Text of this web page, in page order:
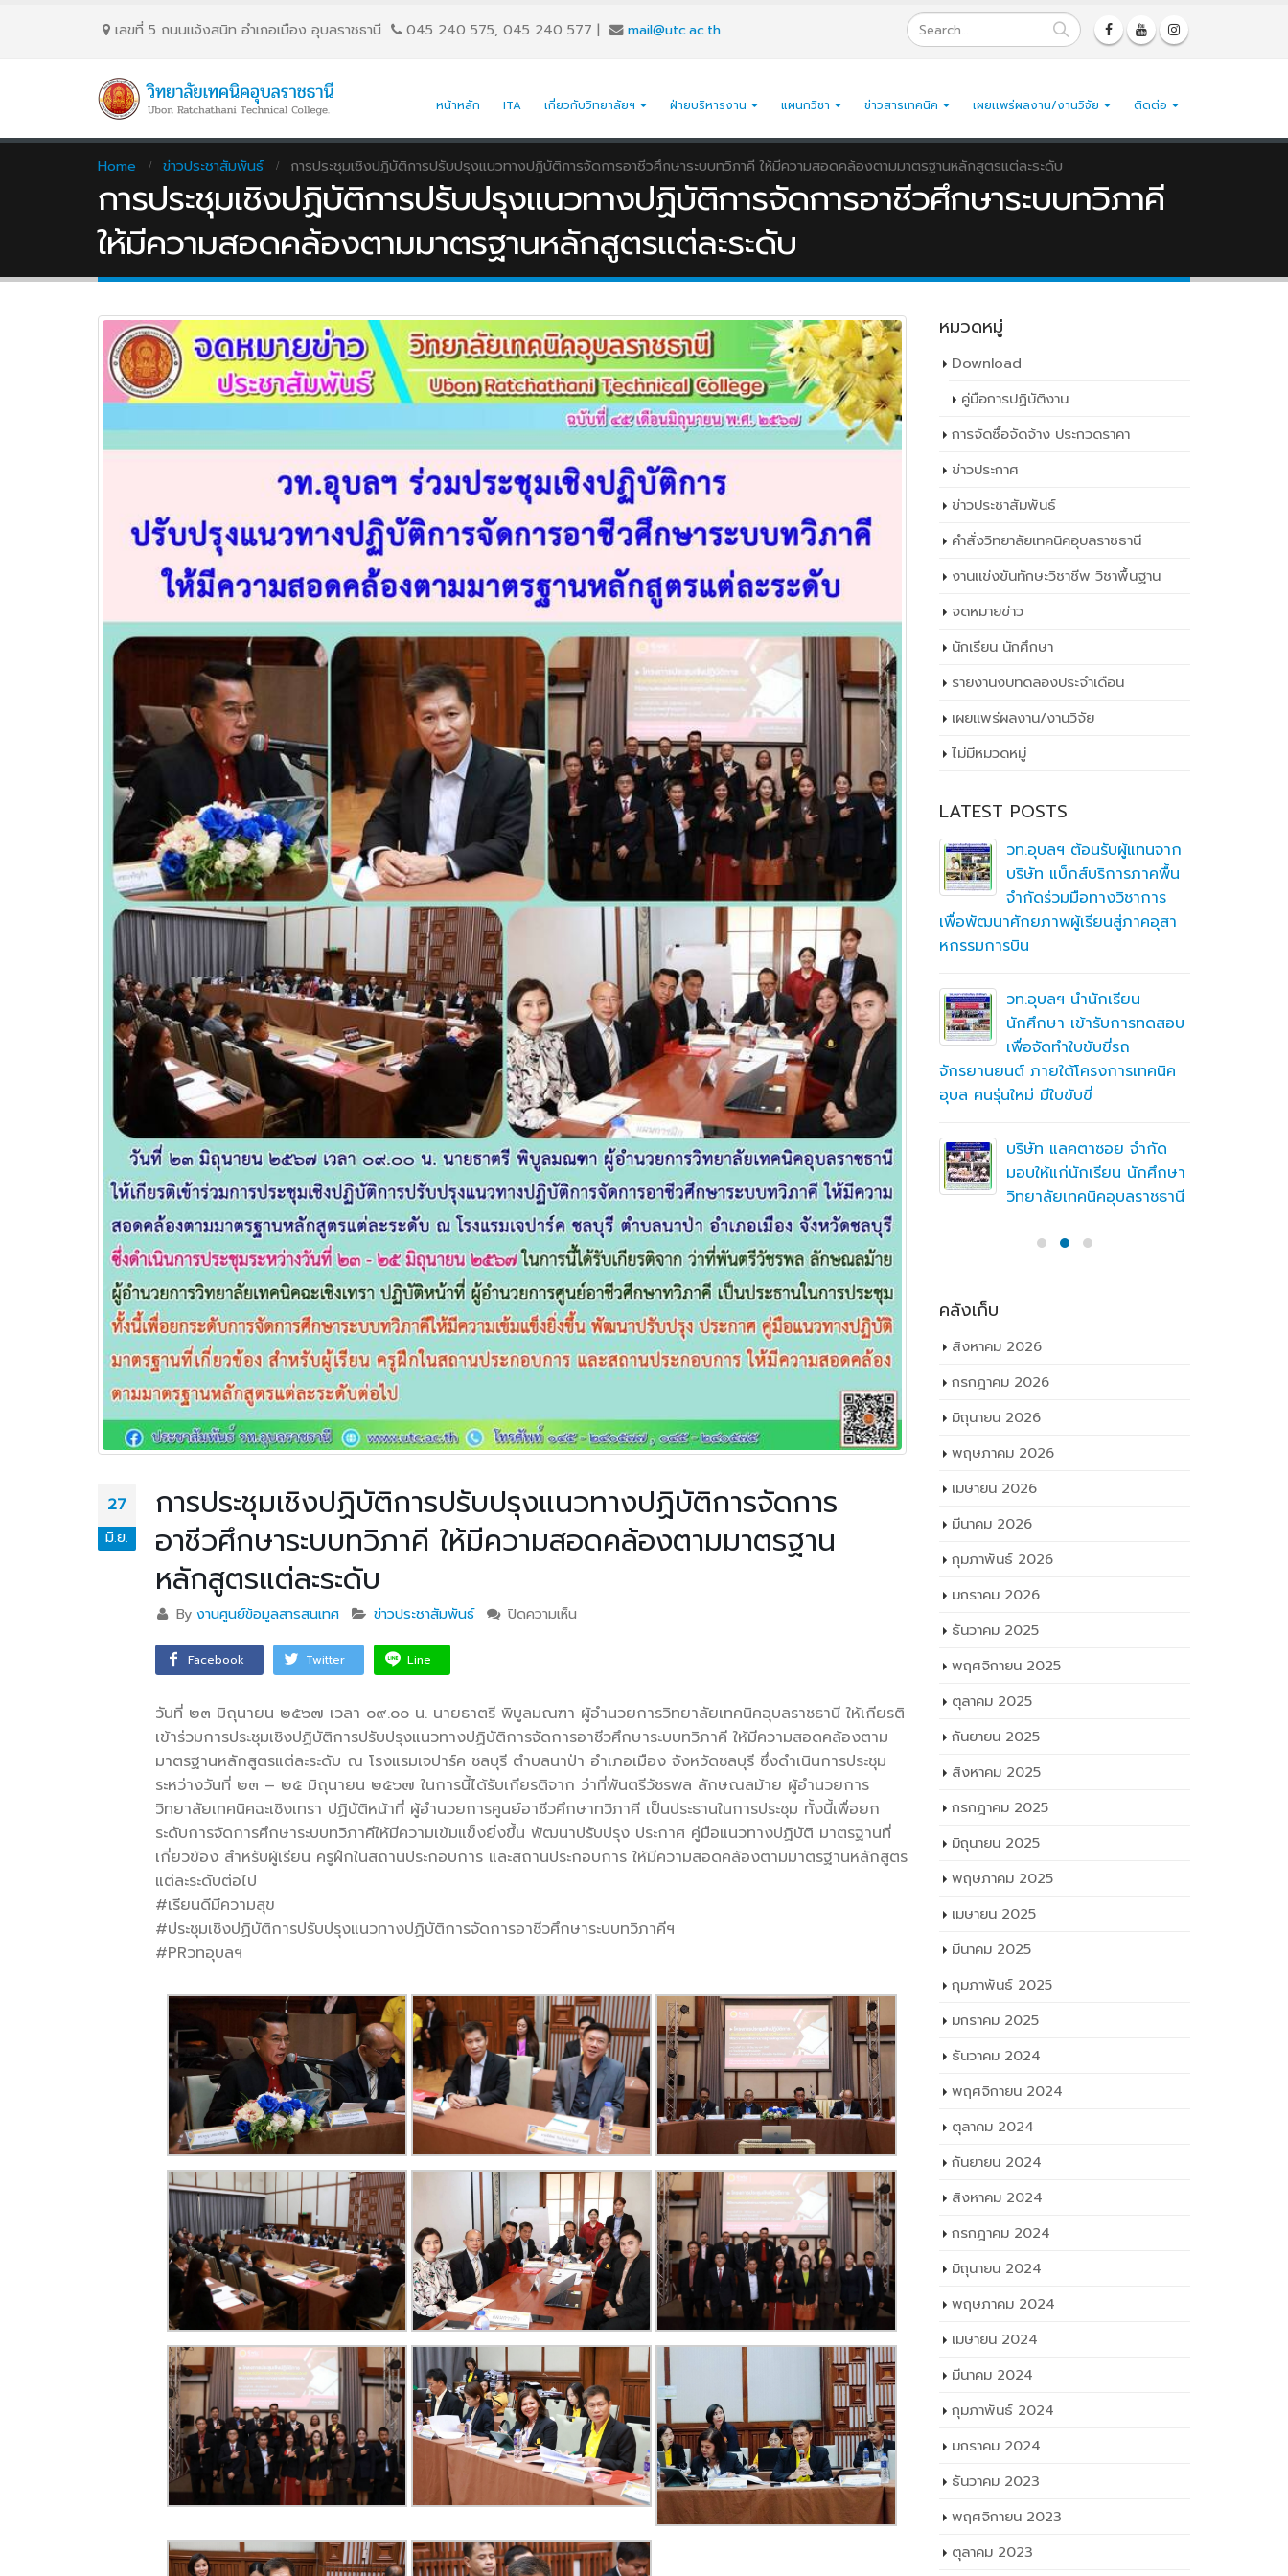
เลขที่ 5 ถนนเเจ้งสนิท อำเภอเมือง อุบลราชธานี 045 240 575, 045 240 577 | mail@utc.ac.th
หน้าหลัก ITA เกี่ยวกับวิทยาลัยฯ ฝ่ายบริหารงาน แผนกวิชา ข่าวสารเทคนิค เผยเเพร่ผลงาน/งานวิจัย ติดต่อ
Home ข่าวประชาสัมพันธ์ การประชุมเชิงปฏิบัติการปรับปรุงแนวทางปฏิบัติการจัดการอาชีวศึกษาระบบทวิภาคี ให้มีความสอดคล้องตามมาตรฐานหลักสูตรแต่ละระดับ
การประชุมเชิงปฏิบัติการปรับปรุงแนวทางปฏิบัติการจัดการอาชีวศึกษาระบบทวิภาคี
ให้มีความสอดคล้องตามมาตรฐานหลักสูตรแต่ละระดับ
27
มิ.ย.
การประชุมเชิงปฏิบัติการปรับปรุงแนวทางปฏิบัติการจัดการ
อาชีวศึกษาระบบทวิภาคี ให้มีความสอดคล้องตามมาตรฐาน
หลักสูตรแต่ละระดับ
Byงานศูนย์ข้อมูลสารสนเทศ ข่าวประชาสัมพันธ์ ปิดความเห็น
Facebook Twitter Line
วันที่ ๒๓ มิถุนายน ๒๕๖๗ เวลา ๐๙.๐๐ น. นายธาตรี พิบูลมณฑา ผู้อำนวยการวิทยาลัยเทคนิคอุบลราชธานี ให้เกียรติ
เข้าร่วมการประชุมเชิงปฏิบัติการปรับปรุงแนวทางปฏิบัติการจัดการอาชีวศึกษาระบบทวิภาคี ให้มีความสอดคล้องตาม
มาตรฐานหลักสูตรแต่ละระดับ ณ โรงแรมเจปาร์ค ชลบุรี ตำบลนาป่า อำเภอเมือง จังหวัดชลบุรี ซึ่งดำเนินการประชุม
ระหว่างวันที่ ๒๓ – ๒๕ มิถุนายน ๒๕๖๗ ในการนี้ได้รับเกียรติจาก ว่าที่พันตรีวัชรพล ลักษณลม้าย ผู้อำนวยการ
วิทยาลัยเทคนิคฉะเชิงเทรา ปฏิบัติหน้าที่ ผู้อำนวยการศูนย์อาชีวศึกษาทวิภาคี เป็นประธานในการประชุม ทั้งนี้เพื่อยก
ระดับการจัดการศึกษาระบบทวิภาคีให้มีความเข้มแข็งยิ่งขึ้น พัฒนาปรับปรุง ประกาศ คู่มือแนวทางปฏิบัติ มาตรฐานที่
เกี่ยวข้อง สำหรับผู้เรียน ครูฝึกในสถานประกอบการ และสถานประกอบการ ให้มีความสอดคล้องตามมาตรฐานหลักสูตร
แต่ละระดับต่อไป
#เรียนดีมีความสุข
#ประชุมเชิงปฏิบัติการปรับปรุงแนวทางปฏิบัติการจัดการอาชีวศึกษาระบบทวิภาคีฯ
#PRวทอุบลฯ
หมวดหมู่
Download
คู่มือการปฏิบัติงาน
การจัดซื้อจัดจ้าง ประกวดราคา
ข่าวประกาศ
ข่าวประชาสัมพันธ์
คำสั่งวิทยาลัยเทคนิคอุบลราชธานี
งานแข่งขันทักษะวิชาชีพ วิชาพื้นฐาน
จดหมายข่าว
นักเรียน นักศึกษา
รายงานงบทดลองประจำเดือน
เผยเเพร่ผลงาน/งานวิจัย
ไม่มีหมวดหมู่
LATEST POSTS
วท.อุบลฯ ต้อนรับผู้แทนจาก
บริษัท แบ็กส์บริการภาคพื้น
จำกัดร่วมมือทางวิชาการ
เพื่อพัฒนาศักยภาพผู้เรียนสู่ภาคอุสา
หกรรมการบิน
วท.อุบลฯ นำนักเรียน
นักศึกษา เข้ารับการทดสอบ
เพื่อจัดทำใบขับขี่รถ
จักรยานยนต์ ภายใต้โครงการเทคนิค
อุบล คนรุ่นใหม่ มีใบขับขี่
บริษัท แลคตาซอย จำกัด
มอบให้แก่นักเรียน นักศึกษา
วิทยาลัยเทคนิคอุบลราชธานี
วท.อุบลฯ ต้อนรับคณะ
กรรมการติดตามการ
ติดตามการดำเนินงานของ
สถานศึกษาในการขับเคลื่อนการจัดการ
อาชีวศึกษา ปีงบประมาณ พ.ศ. 2569
ประกาศวิทยาลัยเทคนิ
อุบลราชธานี การรับบุคคลเข้าศึกษาต่อ
ปีการศึกษา 2563 ประเภทโควตา
วท.อุบลฯ จัดประชุมเพื่อสร้าง
ความเข้าใจ เกี่ยวกับคู่มือ
Maintenance Training
Organisation Exposition (MTOE)
วท.อุบลฯ ลงนามบันทึกความ
เข้าใจร่วมมือ (MOU) ร่วมกับ
บริษัท ทีเจซี คอร์ปอเรชั่น
จำกัด เพื่อการเรียนการสอน
อาชีวศึกษา
วท.อุบลฯ ต้อนรับผู้แทนจาก
บริษัท แบ็กส์บริการภาคพื้น
จำกัดร่วมมือทางวิชาการ
เพื่อพัฒนาศักยภาพผู้เรียนสู่ภาคอุสา
หกรรมการบิน
วท.อุบลฯ นำนักเรียน
นักศึกษา เข้ารับการทดสอบ
เพื่อจัดทำใบขับขี่รถ
จักรยานยนต์ ภายใต้โครงการเทคนิค
อุบล คนรุ่นใหม่ มีใบขับขี่
บริษัท แลคตาซอย จำกัด
มอบให้แก่นักเรียน นักศึกษา
วิทยาลัยเทคนิคอุบลราชธานี
คลังเก็บ
สิงหาคม 2026
กรกฎาคม 2026
มิถุนายน 2026
พฤษภาคม 2026
เมษายน 2026
มีนาคม 2026
กุมภาพันธ์ 2026
มกราคม 2026
ธันวาคม 2025
พฤศจิกายน 2025
ตุลาคม 2025
กันยายน 2025
สิงหาคม 2025
กรกฎาคม 2025
มิถุนายน 2025
พฤษภาคม 2025
เมษายน 2025
มีนาคม 2025
กุมภาพันธ์ 2025
มกราคม 2025
ธันวาคม 2024
พฤศจิกายน 2024
ตุลาคม 2024
กันยายน 2024
สิงหาคม 2024
กรกฎาคม 2024
มิถุนายน 2024
พฤษภาคม 2024
เมษายน 2024
มีนาคม 2024
กุมภาพันธ์ 2024
มกราคม 2024
ธันวาคม 2023
พฤศจิกายน 2023
ตุลาคม 2023